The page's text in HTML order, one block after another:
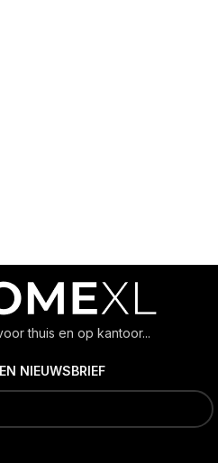
thuis en op kantoor...
NIEUWSBRIEF